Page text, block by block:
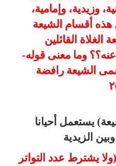
وإمامية،
هذه أقسام الشيعة
القائلين
وما معنى قوله-
الشيعة رافضة
يستعمل أحيانا
الزيدية
قوله:(ولا يشترط عدد التواتر